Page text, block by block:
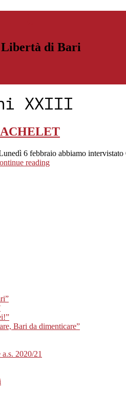
di Bari
XXIII
6 febbraio abbiamo
reading
Bari da dimenticare”
2020/21